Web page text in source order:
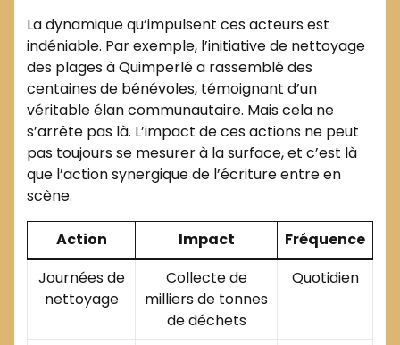
La dynamique qu’impulsent ces acteurs est
indéniable. Par exemple, l’initiative de nettoyage
des plages à Quimperlé a rassemblé des
centaines de bénévoles, témoignant d’un
véritable élan communautaire. Mais cela ne
s’arrête pas là. L’impact de ces actions ne peut
pas toujours se mesurer à la surface, et c’est là
que l’action synergique de l’écriture entre en
scène.
Action Impact
Fréquence
Journées de
nettoyage
Collecte de
milliers de tonnes
de déchets
Quotidien